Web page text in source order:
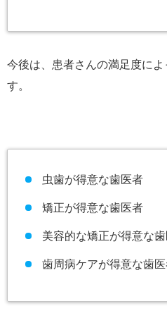
今後は、患者さんの満足度に
す。
虫歯が得意な歯医者
矯正が得意な歯医者
美容的な矯正が得意な
歯周病ケアが得意な歯